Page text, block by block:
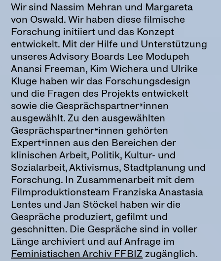
Wir sind Nassim Mehran und Margareta
von Oswald. Wir haben diese filmische
Forschung initiiert und das Konzept
entwickelt. Mit der Hilfe und Unterstützung
unseres Advisory Boards Lee Modupeh
Anansi Freeman, Kim Wichera und Ulrike
Kluge haben wir das Forschungsdesign
und die Fragen des Projekts entwickelt
sowie die Gesprächspartner*innen
ausgewählt. Zu den ausgewählten
Gesprächspartner*innen gehörten
Expert*innen aus den Bereichen der
klinischen Arbeit, Politik, Kultur- und
Sozialarbeit, Aktivismus, Stadtplanung und
Forschung. In Zusammenarbeit mit dem
Filmproduktionsteam Franziska Anastasia
Lentes und Jan Stöckel haben wir die
Gespräche produziert, gefilmt und
geschnitten. Die Gespräche sind in voller
Länge archiviert und auf Anfrage im
Feministischen Archiv FFBIZ zugänglich.